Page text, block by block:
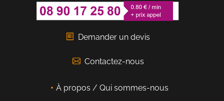
Demander un devis
Contactez-nous
À propos / Qui sommes-nous